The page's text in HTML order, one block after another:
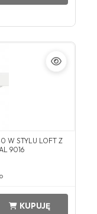
W STYLU LOFT Z
9016
KUPUJĘ